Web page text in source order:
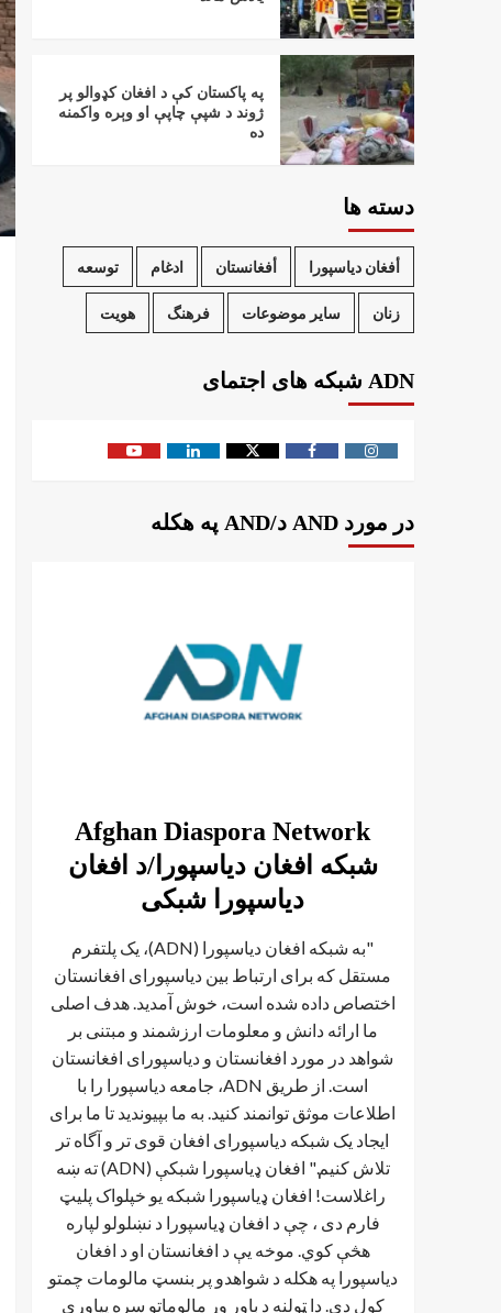
په پاکستان کې د افغان کډوالو پر
ژوند د شپې چاپې او وېره واکمنه
ده
دسته ها
أفغان دیاسپورا أفغانستان ادغام توسعه
زنان سایر موضوعات فرهنگ هویت
ADN شبکه های اجتمای
در مورد AND د/AND په هکله
Afghan Diaspora Network
شبکه افغان دیاسپورا/د افغان
دیاسپورا شبکی
"به شبکه افغان دیاسپورا (ADN)، یک پلتفرم
مستقل که برای ارتباط بین دیاسپورای افغانستان
اختصاص داده شده است، خوش آمدید. هدف اصلی
ما ارائه دانش و معلومات ارزشمند و مبتنی بر
شواهد در مورد افغانستان و دیاسپورای افغانستان
است. از طریق ADN، جامعه دیاسپورا را با
اطلاعات موثق توانمند کنید. به ما بپیوندید تا ما برای
ایجاد یک شبکه دیاسپورای افغان قوی تر و آگاه تر
تلاش کنیم." افغان ډیاسپورا شبکې (ADN) ته ښه
راغلاست! افغان ډياسپورا شبکه یو خپلواک پلیټ
فارم دی ، چې د افغان ډیاسپورا د نښلولو لپاره
هڅې کوي. موخه يې د افغانستان او د افغان
دیاسپورا په هکله د شواهدو پر بنسټ مالومات چمتو
کول دي. دا ټولنه د باور وړ مالوماتو سره پیاوړې